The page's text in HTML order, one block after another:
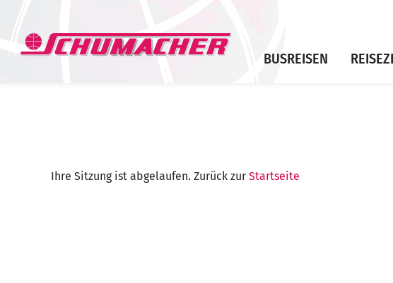
BUSREISEN
Ihre Sitzung ist abgelaufen. Zurück zur Startseite